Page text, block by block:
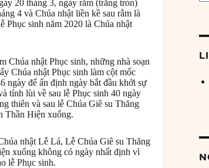
20 tháng 3, ngày rằm (trăng tròn)
4 và Chúa nhật liền kề sau rằm là
Phục sinh năm 2020 là Chúa nhật
Chúa nhật Phục sinh, những nhà soạn
Chúa nhật Phục sinh làm cột mốc
ngày để ấn định ngày bắt đầu khởi sự
tính lùi về sau lễ Phục sinh 40 ngày
thiên và sau lễ Chúa Giê su Thăng
Thần Hiện xuống.
nhật Lễ Lá, Lễ Chúa Giê su Thăng
xuống không có ngày nhất định vì
lễ Phục sinh.